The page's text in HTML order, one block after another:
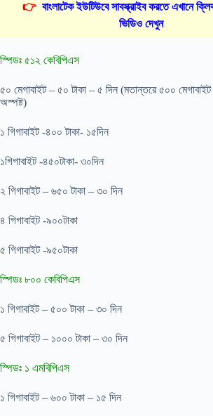
👉 বাংলাটেক ইউটিউবে সাবস্ক্রাইব করতে এখানে
ভিডিও দেখুন
স্পিডঃ ৫১২ কেবিপিএস
৫০ মেগাবাইট – ৫০ টাকা – ৫ দিন (মতান্তরে ৫০০
অস্পষ্ট)
১ গিগাবাইট -৪০০ টাকা- ১৫দিন
১গিগাবাইট -৪৫০টাকা- ৩০দিন
২ গিগাবাইট – ৬৫০ টাকা – ৩০ দিন
৪ গিগাবাইট -৯০০টাকা
৫ গিগাবাইট -৯৫০টাকা
স্পিডঃ ৮০০ কেবিপিএস
১ গিগাবাইট – ৫০০ টাকা – ৩০ দিন
৫ গিগাবাইট – ১০০০ টাকা – ৩০ দিন
স্পিডঃ ১ এমবিপিএস
১ গিগাবাইট – ৬০০ টাকা – ১৫ দিন